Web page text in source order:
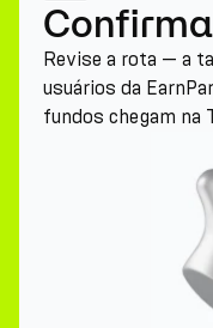
Revise a rota — a
usuários da
fundos chegam na